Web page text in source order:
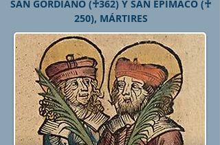
SAN GORDIANO (♰362) Y SAN EPÍMACO (♰
250), MÁRTIRES